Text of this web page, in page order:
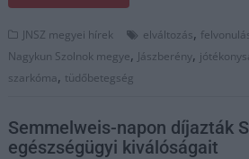
JNSZ megyei hírek elváltozás,
Nagykun Szolnok megye, Jászberény,
szarkóma, tüdőbetegség
Semmelweis-napon díjazták
egészségügyi kiválóságait